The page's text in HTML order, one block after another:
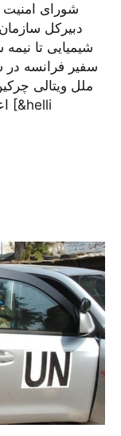
شورای امنیت
دبیرکل
شیمیایی تا
سفیر فرانسه در
اعلام کردند که پانزده عضو شورای امنیت [&helli